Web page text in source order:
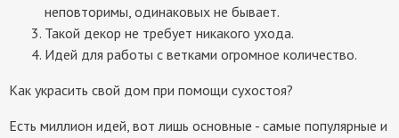
неповторимы, одинаковых не бывает.
Такой декор не требует никакого ухода.
Идей для работы с ветками огромное количество.
Как украсить свой дом при помощи сухостоя?
Есть миллион идей, вот лишь основные - самые популярные и